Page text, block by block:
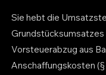
Sie hebt die
Grundstücksumsatzes
Vorsteuerabzug aus
Anschaffungskosten